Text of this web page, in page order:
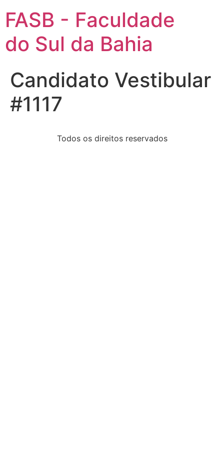
FASB - Faculdade
do Sul da Bahia
Candidato Vestibular
#1117
Todos os direitos reservados